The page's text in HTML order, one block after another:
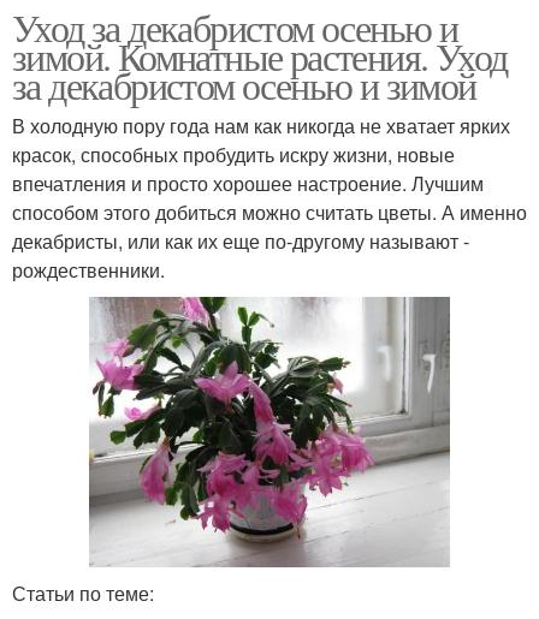
Уход за декабристом осенью и
зимой. Комнатные растения. Уход
за декабристом осенью и зимой
В холодную пору года нам как никогда не хватает ярких
красок, способных пробудить искру жизни, новые
впечатления и просто хорошее настроение. Лучшим
способом этого добиться можно считать цветы. А именно
декабристы, или как их еще по-другому называют -
рождественники.
Статьи по теме: